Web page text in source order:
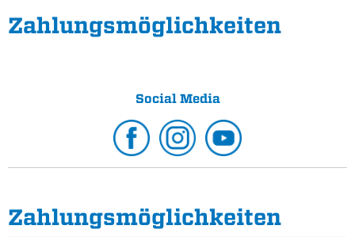
Zahlungs­möglichkeiten
Social Media
Zahlungs­möglichkeiten